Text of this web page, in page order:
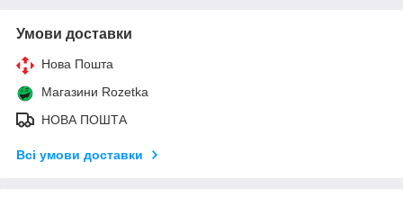
Умови доставки
Нова Пошта
Магазини Rozetka
НОВА ПОШТА
Всі умови доставки